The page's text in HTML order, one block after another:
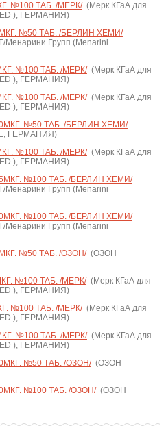
№100 ТАБ. /МЕРК/(Мерк КГаА для
), ГЕРМАНИЯ)
№50 ТАБ. /БЕРЛИН ХЕМИ/
Менарини Групп (Menarini
№100 ТАБ. /МЕРК/(Мерк КГаА для
), ГЕРМАНИЯ)
№100 ТАБ. /МЕРК/(Мерк КГаА для
), ГЕРМАНИЯ)
№50 ТАБ. /БЕРЛИН ХЕМИ/
ГЕРМАНИЯ)
№100 ТАБ. /МЕРК/(Мерк КГаА для
), ГЕРМАНИЯ)
№100 ТАБ. /БЕРЛИН ХЕМИ/
Менарини Групп (Menarini
№100 ТАБ. /БЕРЛИН ХЕМИ/
Менарини Групп (Menarini
№50 ТАБ. /ОЗОН/(ОЗОН
№100 ТАБ. /МЕРК/(Мерк КГаА для
), ГЕРМАНИЯ)
№100 ТАБ. /МЕРК/(Мерк КГаА для
), ГЕРМАНИЯ)
№100 ТАБ. /МЕРК/(Мерк КГаА для
), ГЕРМАНИЯ)
№50 ТАБ. /ОЗОН/(ОЗОН
№100 ТАБ. /ОЗОН/(ОЗОН